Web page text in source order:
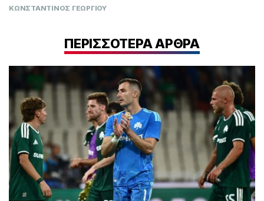
ΚΩΝΣΤΑΝΤΙΝΟΣ ΓΕΩΡΓΙΟΥ
ΠΕΡΙΣΣΟΤΕΡΑ ΑΡΘΡΑ